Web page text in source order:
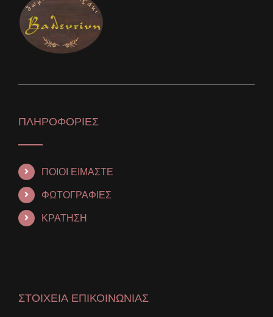
ΠΛΗΡΟΦΟΡΙΕΣ
ΠΟΙΟΙ ΕΙΜΑΣΤΕ
ΦΩΤΟΓΡΑΦΙΕΣ
ΚΡΑΤΗΣΗ
ΣΤΟΙΧΕΙΑ ΕΠΙΚΟΙΝΩΝΙΑΣ